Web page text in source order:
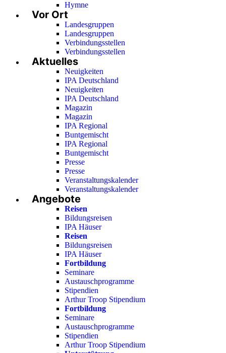
Hymne
Vor Ort
Landesgruppen
Landesgruppen
Verbindungsstellen
Verbindungsstellen
Aktuelles
Neuigkeiten
IPA Deutschland
Neuigkeiten
IPA Deutschland
Magazin
Magazin
IPA Regional
Buntgemischt
IPA Regional
Buntgemischt
Presse
Presse
Veranstaltungskalender
Veranstaltungskalender
Angebote
Reisen
Bildungsreisen
IPA Häuser
Reisen
Bildungsreisen
IPA Häuser
Fortbildung
Seminare
Austauschprogramme
Stipendien
Arthur Troop Stipendium
Fortbildung
Seminare
Austauschprogramme
Stipendien
Arthur Troop Stipendium